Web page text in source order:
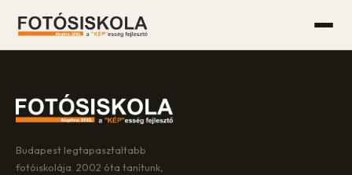
Budapest legtapasztaltabb
fotóiskolája. 2002 óta tanítunk,